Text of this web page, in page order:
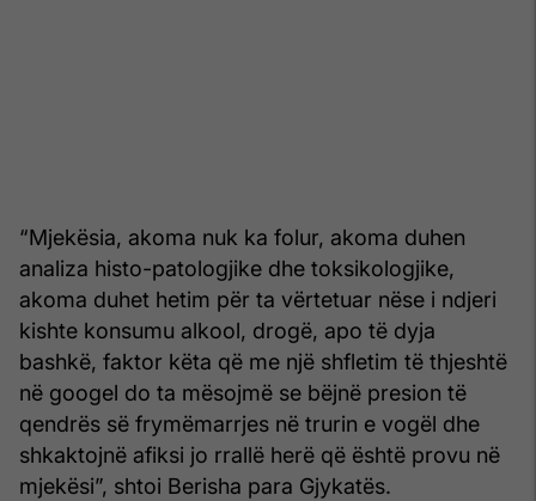
“Mjekësia, akoma nuk ka folur, akoma duhen
analiza histo-patologjike dhe toksikologjike,
akoma duhet hetim për ta vërtetuar nëse i ndjeri
kishte konsumu alkool, drogë, apo të dyja
bashkë, faktor këta që me një shfletim të thjeshtë
në googel do ta mësojmë se bëjnë presion të
qendrës së frymëmarrjes në trurin e vogël dhe
shkaktojnë afiksi jo rrallë herë që është provu në
mjekësi”, shtoi Berisha para Gjykatës.